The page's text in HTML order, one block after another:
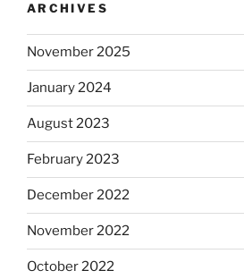
ARCHIVES
November 2025
January 2024
August 2023
February 2023
December 2022
November 2022
October 2022